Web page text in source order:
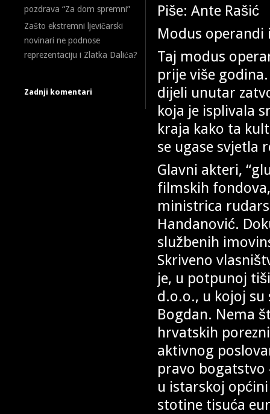
pozdrava “Za dom spremni”
Zašto ekstremni ljevičarski
novinari ne podnose
reprezentaciju i Zlatka Dalića?
Zadnji komentari
Piše: Ante Rašić
Modus
Taj modus
prije više
dijeli unutar
koja je isplivala
kraja kako ta
se ugase svjetla
Glavni akteri,
filmskih
ministrica
Handanović.
službenih
Skriveno
je, u potpunoj
d.o.o., u kojoj
Bogdan. Nema
hrvatskih
aktivnog
pravo bogatstvo
u istarskoj
stotine tisuća